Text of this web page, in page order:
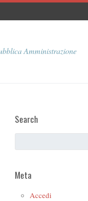
Amministrazione
Search
Meta
Accedi